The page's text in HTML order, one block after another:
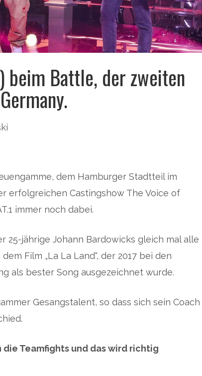
beim Battle, der zweiten
dem Hamburger Stadtteil im
erfolgreichen Castingshow The Voice of
immer noch dabei.
25-jährige Johann Bardowicks gleich mal alle
Film „La La Land“, der 2017 bei den
als bester Song ausgezeichnet wurde.
Gesangstalent, so dass sich sein Coach
die Teamfights und das wird richtig